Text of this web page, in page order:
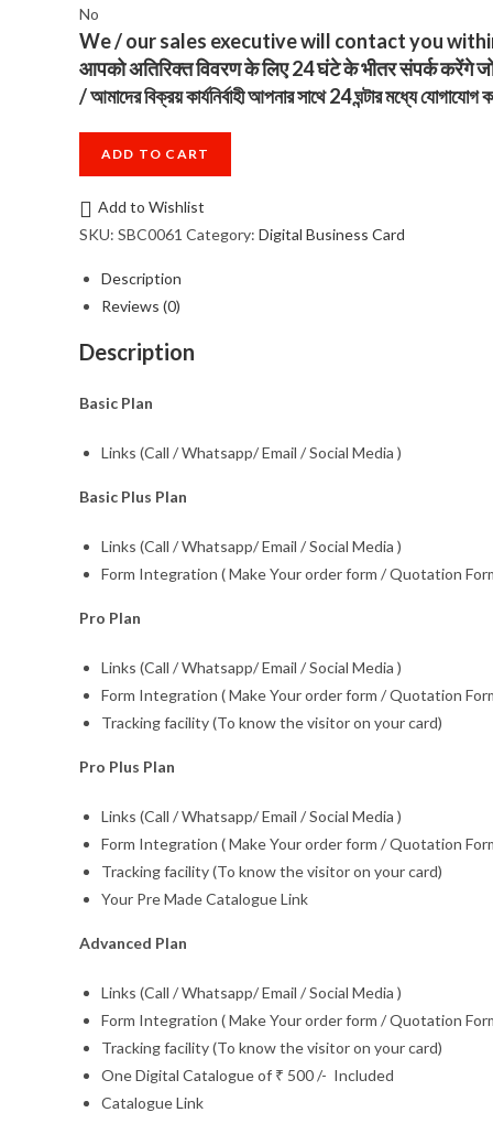
No
We / our sales executive will contact you within
आपको अतिरिक्त विवरण के लिए 24 घंटे के भीतर संपर्क करेंगे जो
/ আমাদের বিক্রয় কার্যনির্বাহী আপনার সাথে 24 ঘন্টার মধ্যে যোগাযোগ
quantity
ADD TO CART
Add to Wishlist
SKU: SBC0061 Category: Digital Business Card
Description
Reviews (0)
Description
Basic Plan
Links (Call / Whatsapp/ Email / Social Media )
Basic Plus Plan
Links (Call / Whatsapp/ Email / Social Media )
Form Integration ( Make Your order form / Quotation
Pro Plan
Links (Call / Whatsapp/ Email / Social Media )
Form Integration ( Make Your order form / Quotation
Tracking facility (To know the visitor on your card)
Pro Plus Plan
Links (Call / Whatsapp/ Email / Social Media )
Form Integration ( Make Your order form / Quotation
Tracking facility (To know the visitor on your card)
Your Pre Made Catalogue Link
Advanced Plan
Links (Call / Whatsapp/ Email / Social Media )
Form Integration ( Make Your order form / Quotation
Tracking facility (To know the visitor on your card)
One Digital Catalogue of ₹ 500 /- Included
Catalogue Link